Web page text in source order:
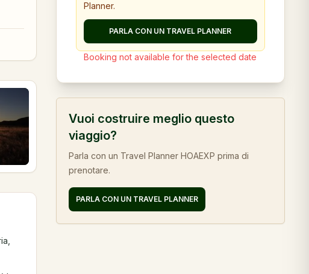
Planner.
PARLA CON UN TRAVEL PLANNER
Booking not available for the selected date
Vuoi costruire meglio questo
viaggio?
Parla con un Travel Planner HOAEXP prima di
prenotare.
PARLA CON UN TRAVEL PLANNER